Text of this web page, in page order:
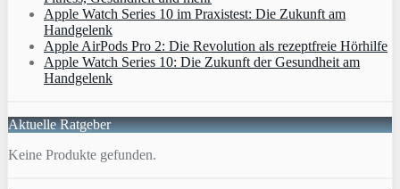
Apple Watch Series 10 im Praxistest: Die Zukunft am
Handgelenk
Apple AirPods Pro 2: Die Revolution als rezeptfreie Hörhilfe
Apple Watch Series 10: Die Zukunft der Gesundheit am
Handgelenk
Aktuelle Ratgeber
Keine Produkte gefunden.